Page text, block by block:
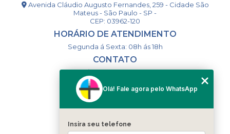
Avenida Cláudio Augusto Fernandes, 259 - Cidade São
Mateus - São Paulo - SP -
CEP: 03962-120
HORÁRIO DE ATENDIMENTO
Segunda á Sexta: 08h ás 18h
CONTATO
(11) 98993-9556
togsm1@gmail.com
MENU
Olá! Fale agora pelo WhatsApp
Insira seu telefone